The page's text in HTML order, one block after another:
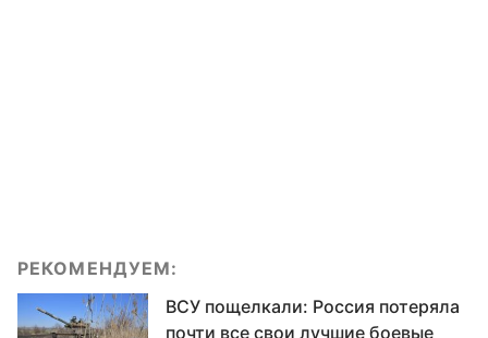
РЕКОМЕНДУЕМ:
ВСУ пощелкали: Россия потеряла
почти все свои лучшие боевые